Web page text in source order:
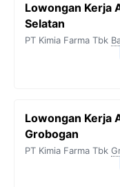
Lowongan Kerja
Selatan
PT Kimia Farma Tbk
Lowongan Kerja
Grobogan
PT Kimia Farma Tbk